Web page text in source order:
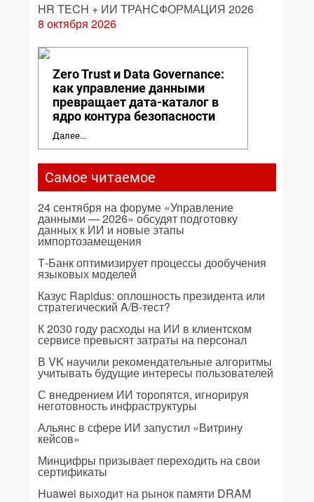
HR TECH + ИИ ТРАНСФОРМАЦИЯ 2026
8 октября 2026
Zero Trust и Data Governance:
как управление данными
превращает дата-каталог в
ядро контура безопасности
Далее...
Самое читаемое
24 сентября на форуме «Управление
данными — 2026» обсудят подготовку
данных к ИИ и новые этапы
импортозамещения
Т-Банк оптимизирует процессы дообучения
языковых моделей
Казус Rapidus: оплошность президента или
стратегический A/B-тест?
К 2030 году расходы на ИИ в клиентском
сервисе превысят затраты на персонал
В VK научили рекомендательные алгоритмы
учитывать будущие интересы пользователей
С внедрением ИИ торопятся, игнорируя
неготовность инфраструктуры
Альянс в сфере ИИ запустил «Витрину
кейсов»
Минцифры призывает переходить на свои
сертификаты
Huawei выходит на рынок памяти DRAM